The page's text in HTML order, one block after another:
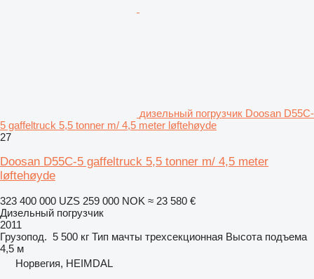
дизельный погрузчик Doosan D55C-
5 gaffeltruck 5,5 tonner m/ 4,5 meter løftehøyde
27
Doosan D55C-5 gaffeltruck 5,5 tonner m/ 4,5 meter
løftehøyde
323 400 000 UZS 259 000 NOK ≈ 23 580 €
Дизельный погрузчик
2011
Грузопод. 5 500 кг Тип мачты трехсекционная Высота подъема
4,5 м
Норвегия, HEIMDAL